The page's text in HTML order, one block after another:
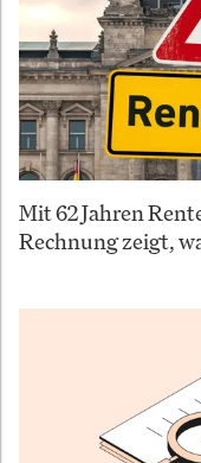
Mit 62 Jahren
Rechnung zeigt,